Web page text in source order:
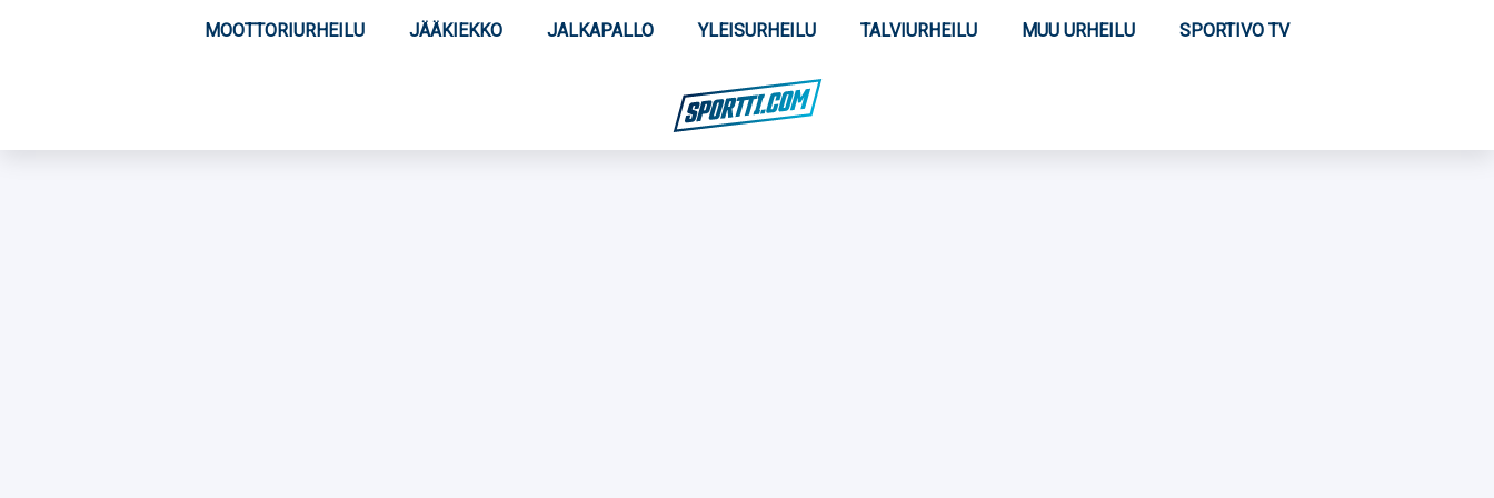
MOOTTORIURHEILU JÄÄKIEKKO JALKAPALLO YLEISURHEILU TALVIURHEILU MUU URHEILU SPORTIVO TV